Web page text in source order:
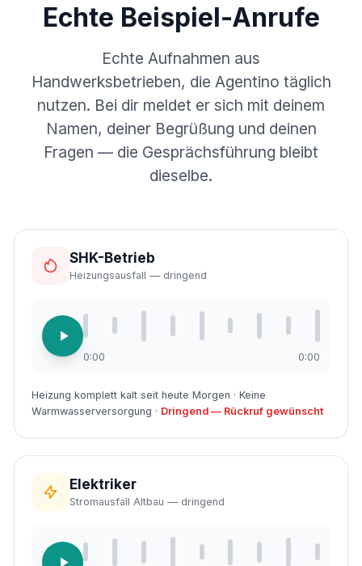
Echte Beispiel-Anrufe
Echte Aufnahmen aus
Handwerksbetrieben, die Agentino täglich
nutzen. Bei dir meldet er sich mit deinem
Namen, deiner Begrüßung und deinen
Fragen — die Gesprächsführung bleibt
dieselbe.
SHK-Betrieb
Heizungsausfall — dringend
0:00 0:00
Heizung komplett kalt seit heute Morgen · Keine
Warmwasserversorgung · Dringend — Rückruf gewünscht
Elektriker
Stromausfall Altbau — dringend